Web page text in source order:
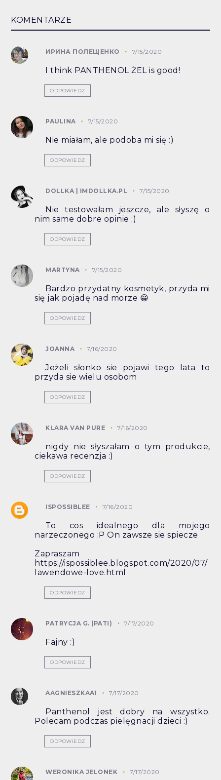
KOMENTARZE
ИРИНА ПОЛЕЩЕНКО 7/15/2020
I think PANTHENOL ŻEL is good!
ODPOWIEDZ
PAULINA 7/15/2020
Nie miałam, ale podoba mi się :)
ODPOWIEDZ
DOLLKA | IMDOLLKA.PL 7/15/2020
Nie testowałam jeszcze, ale słyszę o
nim same dobre opinie ;)
ODPOWIEDZ
MARTYNA 7/15/2020
Bardzo przydatny kosmetyk, przyda mi
się jak pojadę nad morze 😀
ODPOWIEDZ
JOANNA 7/16/2020
Jeżeli słonko sie pojawi tego lata to
przyda sie wielu osobom
ODPOWIEDZ
KLARA VAN PURE 7/16/2020
nigdy nie słyszałam o tym produkcie,
ciekawa recenzja :)
ODPOWIEDZ
ISPOSSIBLEE 7/16/2020
To cos idealnego dla mojego
narzeczonego :P On zawsze sie spiecze
Zapraszam
https://ispossiblee.blogspot.com/2020/07/
lawendowe-love.html
ODPOWIEDZ
PATRYCJA G. (PATI) 7/17/2020
Fajny :)
ODPOWIEDZ
AAGNIESZKAA1 7/17/2020
Panthenol jest dobry na wszystko.
Polecam podczas pielęgnacji dzieci :)
ODPOWIEDZ
WERONIKA JELONEK 7/17/2020